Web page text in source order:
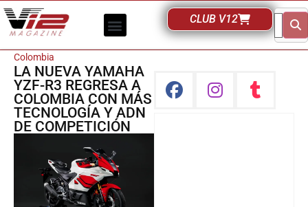
CLUB V12
Colombia
LA NUEVA YAMAHA
YZF-R3 REGRESA A
COLOMBIA CON MÁS
TECNOLOGÍA Y ADN
DE COMPETICIÓN